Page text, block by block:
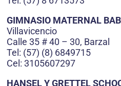
GIMNASIO MATERNAL
Villavicencio
Calle 35 # 40 – 30, Barzal
Tel: (57) (8) 6849715
Cel: 3105607297
HANSEL Y GRETTEL